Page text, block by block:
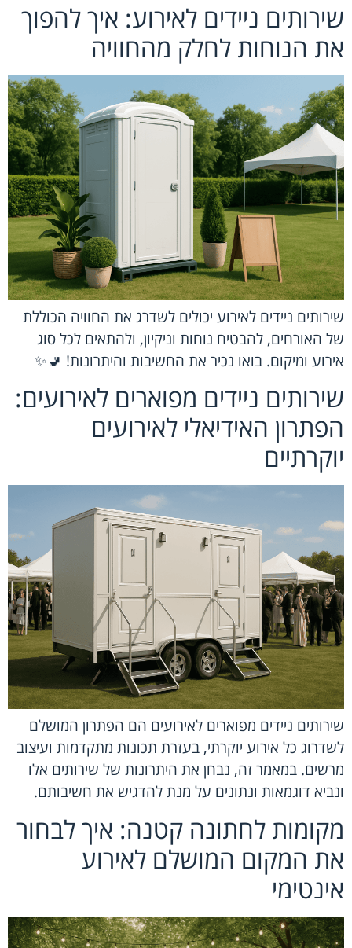
שירותים ניידים לאירוע: איך להפוך
את הנוחות לחלק מהחוויה
שירותים ניידים לאירוע יכולים לשדרג את החוויה הכוללת
של האורחים, להבטיח נוחות וניקיון, ולהתאים לכל סוג
אירוע ומיקום. בואו נכיר את החשיבות והיתרונות! 🚽✨
שירותים ניידים מפוארים לאירועים:
הפתרון האידיאלי לאירועים
יוקרתיים
שירותים ניידים מפוארים לאירועים הם הפתרון המושלם
לשדרוג כל אירוע יוקרתי, בעזרת תכונות מתקדמות ועיצוב
מרשים. במאמר זה, נבחן את היתרונות של שירותים אלו
ונביא דוגמאות ונתונים על מנת להדגיש את חשיבותם.
מקומות לחתונה קטנה: איך לבחור
את המקום המושלם לאירוע
אינטימי